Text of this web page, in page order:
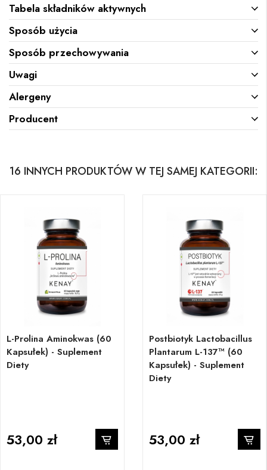
Tabela składników aktywnych
Sposób użycia
Sposób przechowywania
Uwagi
Alergeny
Producent
16 INNYCH PRODUKTÓW W TEJ SAMEJ KATEGORII:
L-Prolina Aminokwas (60
Kapsułek) - Suplement
Diety
53,00 zł
Postbiotyk Lactobacillus
Plantarum L-137™ (60
Kapsułek) - Suplement
Diety
53,00 zł